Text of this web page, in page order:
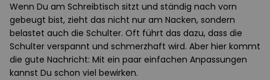
Wenn Du am Schreibtisch sitzt und ständig nach vorn
gebeugt bist, zieht das nicht nur am Nacken, sondern
belastet auch die Schulter. Oft führt das dazu, dass die
Schulter verspannt und schmerzhaft wird. Aber hier kommt
die gute Nachricht: Mit ein paar einfachen Anpassungen
kannst Du schon viel bewirken.